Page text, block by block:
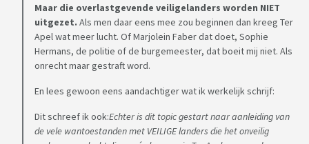
Maar die overlastgevende veiligelanders worden NIET
uitgezet. Als men daar eens mee zou beginnen dan kreeg Ter
Apel wat meer lucht. Of Marjolein Faber dat doet, Sophie
Hermans, de politie of de burgemeester, dat boeit mij niet. Als
onrecht maar gestraft word.
En lees gewoon eens aandachtiger wat ik werkelijk schrijf:
Dit schreef ik ook:Echter is dit topic gestart naar aanleiding van
de vele wantoestanden met VEILIGE landers die het onveilig